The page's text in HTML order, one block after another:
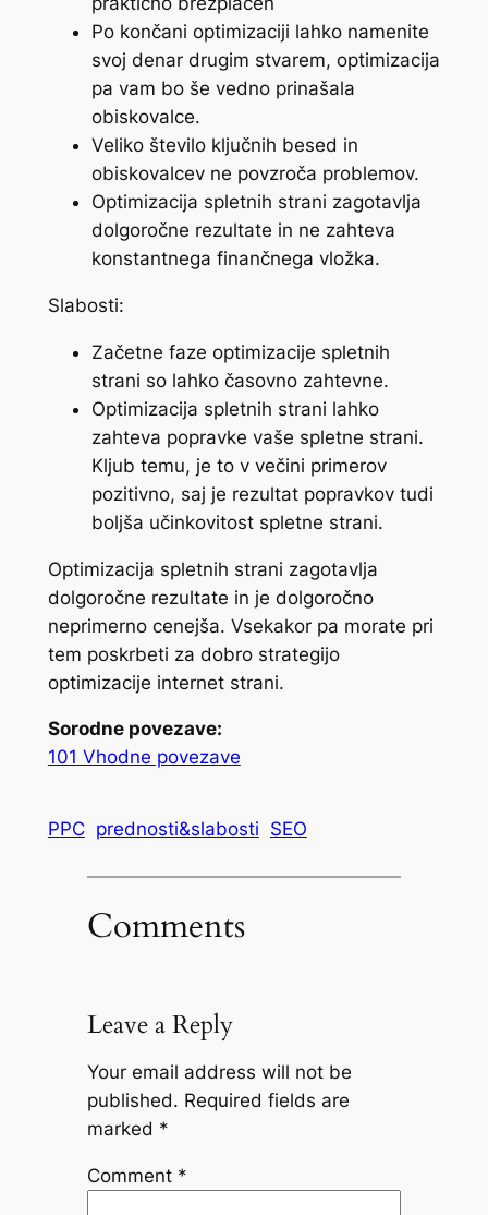
Po končani optimizaciji lahko namenite
svoj denar drugim stvarem, optimizacija
pa vam bo še vedno prinašala
obiskovalce.
Veliko število ključnih besed in
obiskovalcev ne povzroča problemov.
Optimizacija spletnih strani zagotavlja
dolgoročne rezultate in ne zahteva
konstantnega finančnega vložka.
Slabosti:
Začetne faze optimizacije spletnih
strani so lahko časovno zahtevne.
Optimizacija spletnih strani lahko
zahteva popravke vaše spletne strani.
Kljub temu, je to v večini primerov
pozitivno, saj je rezultat popravkov tudi
boljša učinkovitost spletne strani.
Optimizacija spletnih strani zagotavlja
dolgoročne rezultate in je dolgoročno
neprimerno cenejša. Vsekakor pa morate pri
tem poskrbeti za dobro strategijo
optimizacije internet strani.
Sorodne povezave:
101 Vhodne povezave
PPC prednosti&slabosti SEO
Comments
Leave a Reply
Your email address will not be
published. Required fields are
marked *
Comment *